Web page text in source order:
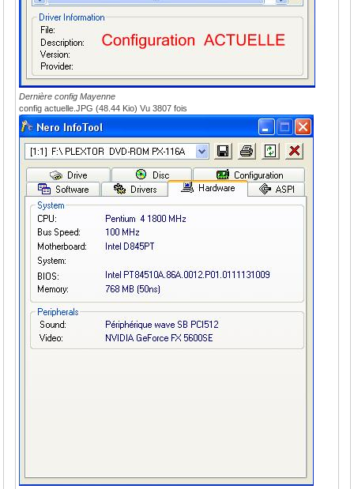
Dernière config Mayenne
config actuelle.JPG (48.44 Kio) Vu 3807 fois